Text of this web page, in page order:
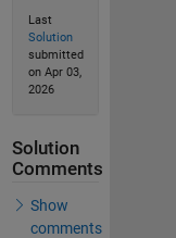
Last
Solution
submitted
on Apr 03,
2026
Solution
Comments
Show
comments